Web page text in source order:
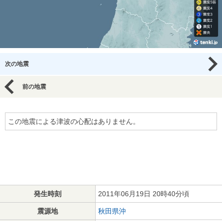
次の地震
前の地震
この地震による津波の心配はありません。
発生時刻 2011年06月19日 20時40分頃
震源地 秋田県沖